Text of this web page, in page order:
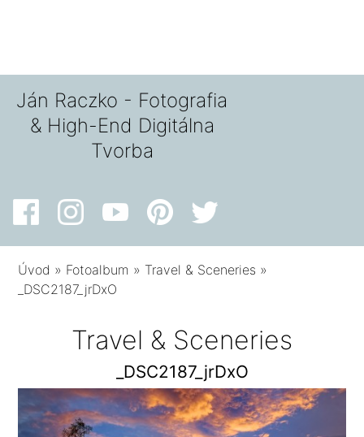
Ján Raczko - Fotografia
& High-End Digitálna
Tvorba
Úvod » Fotoalbum » Travel & Sceneries »
_DSC2187_jrDxO
Travel & Sceneries
_DSC2187_jrDxO